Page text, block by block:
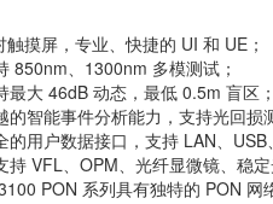
触摸屏，专业、快捷的 UI 和 UE；
850nm、1300nm 多模测试；
最大 46dB 动态，最低 0.5m 盲区；
的智能事件分析能力，支持光回损
的用户数据接口，支持 LAN、USB
持 VFL、OPM、光纤显微镜、稳
PON 系列具有独特的 PON 网